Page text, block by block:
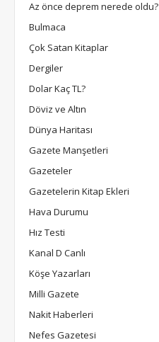
Az önce deprem nerede oldu?
Bulmaca
Çok Satan Kitaplar
Dergiler
Dolar Kaç TL?
Döviz ve Altın
Dünya Haritası
Gazete Manşetleri
Gazeteler
Gazetelerin Kitap Ekleri
Hava Durumu
Hız Testi
Kanal D Canlı
Köşe Yazarları
Milli Gazete
Nakit Haberleri
Nefes Gazetesi